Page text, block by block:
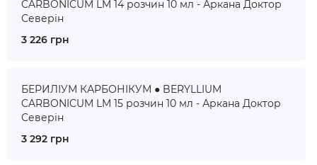
CARBONICUM LM 14 розчин 10 мл - Аркана Доктор
Северін
3 226 грн
БЕРИЛІУМ КАРБОНІКУМ ● BERYLLIUM
CARBONICUM LM 15 розчин 10 мл - Аркана Доктор
Северін
3 292 грн